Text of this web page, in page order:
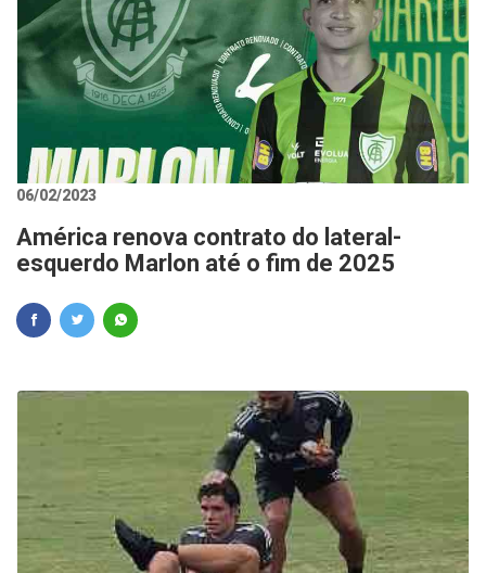
06/02/2023
América renova contrato do lateral-
esquerdo Marlon até o fim de 2025